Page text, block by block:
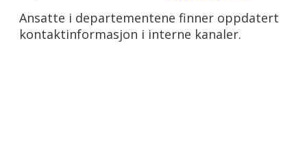
Ansatte i departementene finner oppdatert
kontaktinformasjon i interne kanaler.